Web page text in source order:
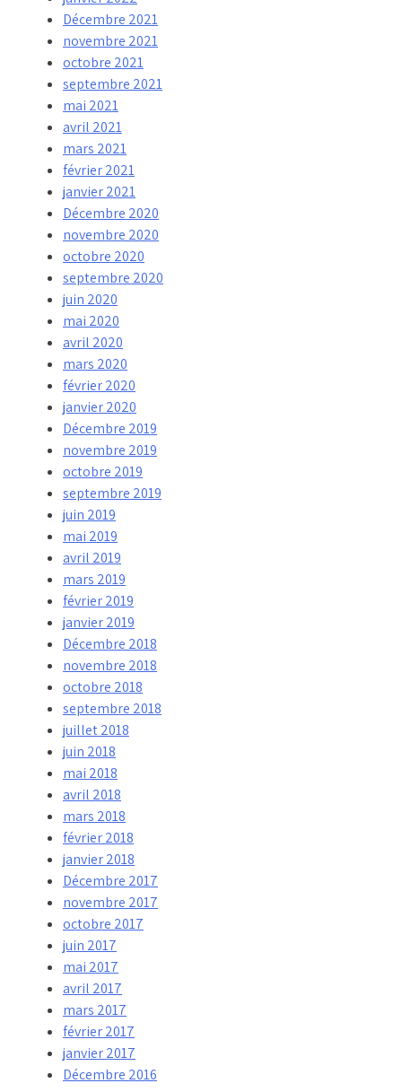
Décembre 2021
novembre 2021
octobre 2021
septembre 2021
mai 2021
avril 2021
mars 2021
février 2021
janvier 2021
Décembre 2020
novembre 2020
octobre 2020
septembre 2020
juin 2020
mai 2020
avril 2020
mars 2020
février 2020
janvier 2020
Décembre 2019
novembre 2019
octobre 2019
septembre 2019
juin 2019
mai 2019
avril 2019
mars 2019
février 2019
janvier 2019
Décembre 2018
novembre 2018
octobre 2018
septembre 2018
juillet 2018
juin 2018
mai 2018
avril 2018
mars 2018
février 2018
janvier 2018
Décembre 2017
novembre 2017
octobre 2017
juin 2017
mai 2017
avril 2017
mars 2017
février 2017
janvier 2017
Décembre 2016